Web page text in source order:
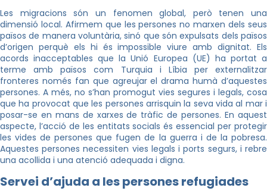
Les migracions són un fenomen global, però tenen una
dimensió local. Afirmem que les persones no marxen dels seus
països de manera voluntària, sinó que són expulsats dels països
d’origen perquè els hi és impossible viure amb dignitat. Els
acords inacceptables que la Unió Europea (UE) ha portat a
terme amb països com Turquia i Líbia per externalitzar
fronteres només fan que agreujar el drama humà d’aquestes
persones. A més, no s’han promogut vies segures i legals, cosa
que ha provocat que les persones arrisquin la seva vida al mar i
posar-se en mans de xarxes de tràfic de persones. En aquest
aspecte, l’acció de les entitats socials és essencial per protegir
les vides de persones que fugen de la guerra i de la pobresa.
Aquestes persones necessiten vies legals i ports segurs, i rebre
una acollida i una atenció adequada i digna.
Servei d’ajuda a les persones refugiades